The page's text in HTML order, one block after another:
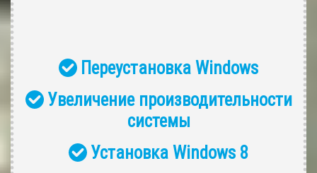
Переустановка Windows
Увеличение производительности
системы
Установка Windows 8